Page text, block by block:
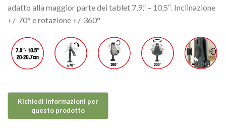
adatto alla maggior parte dei tablet 7,9,” – 10,5″. Inclinazione
+/-70° e rotazione +/-360°